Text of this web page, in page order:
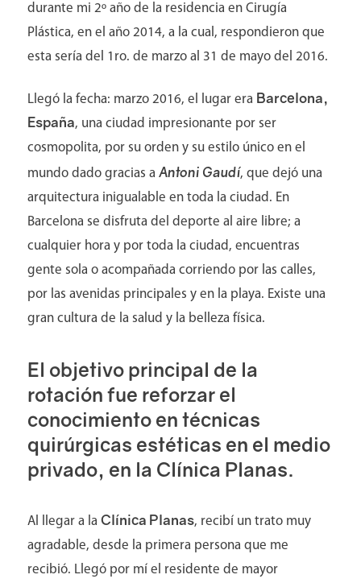
durante mi 2º año de la residencia en Cirugía
Plástica, en el año 2014, a la cual, respondieron que
esta sería del 1ro. de marzo al 31 de mayo del 2016.
Llegó la fecha: marzo 2016, el lugar era Barcelona,
España, una ciudad impresionante por ser
cosmopolita, por su orden y su estilo único en el
mundo dado gracias a Antoni Gaudí, que dejó una
arquitectura inigualable en toda la ciudad. En
Barcelona se disfruta del deporte al aire libre; a
cualquier hora y por toda la ciudad, encuentras
gente sola o acompañada corriendo por las calles,
por las avenidas principales y en la playa. Existe una
gran cultura de la salud y la belleza física.
El objetivo principal de la
rotación fue reforzar el
conocimiento en técnicas
quirúrgicas estéticas en el medio
privado, en la Clínica Planas.
Al llegar a la Clínica Planas, recibí un trato muy
agradable, desde la primera persona que me
recibió. Llegó por mí el residente de mayor